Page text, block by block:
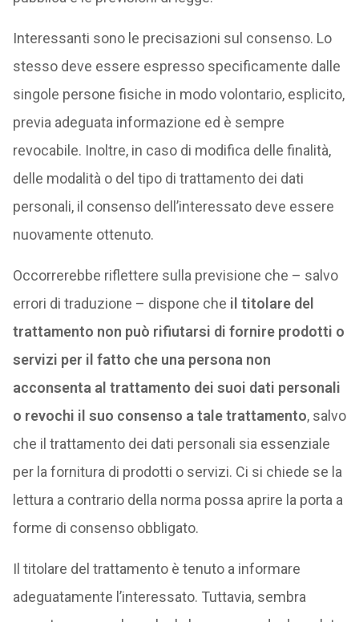
Interessanti sono le precisazioni sul consenso. Lo
stesso deve essere espresso specificamente dalle
singole persone fisiche in modo volontario, esplicito,
previa adeguata informazione ed è sempre
revocabile. Inoltre, in caso di modifica delle finalità,
delle modalità o del tipo di trattamento dei dati
personali, il consenso dell’interessato deve essere
nuovamente ottenuto.
Occorrerebbe riflettere sulla previsione che – salvo
errori di traduzione – dispone che il titolare del
trattamento non può rifiutarsi di fornire prodotti o
servizi per il fatto che una persona non
acconsenta al trattamento dei suoi dati personali
o revochi il suo consenso a tale trattamento, salvo
che il trattamento dei dati personali sia essenziale
per la fornitura di prodotti o servizi. Ci si chiede se la
lettura a contrario della norma possa aprire la porta a
forme di consenso obbligato.
Il titolare del trattamento è tenuto a informare
adeguatamente l’interessato. Tuttavia, sembra